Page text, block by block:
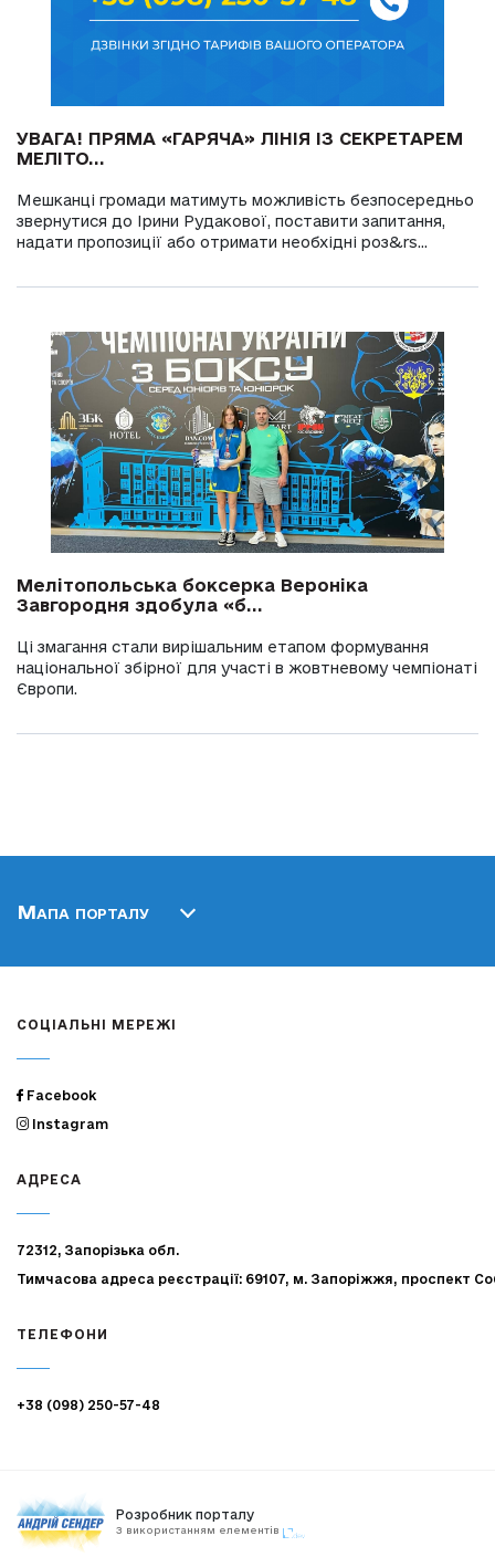
УВАГА! ПРЯМА «ГАРЯЧА» ЛІНІЯ ІЗ СЕКРЕТАРЕМ
МЕЛІТО...
Мешканці громади матимуть можливість безпосередньо
звернутися до Ірини Рудакової, поставити запитання,
надати пропозиції або отримати необхідні роз&rs...
Мелітопольська боксерка Вероніка
Завгородня здобула «б...
Ці змагання стали вирішальним етапом формування
національної збірної для участі в жовтневому чемпіонаті
Європи.
Мапа порталу
СОЦІАЛЬНІ МЕРЕЖІ
Facebook
Instagram
АДРЕСА
72312, Запорізька обл.
Тимчасова адреса реєстрації: 69107, м. Запоріжжя, проспект
ТЕЛЕФОНИ
+38 (098) 250-57-48
Розробник порталу
З використанням елементів